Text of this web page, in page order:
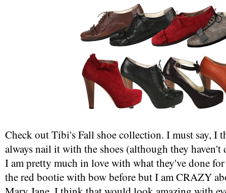
Check out Tibi's Fall shoe collection. I must say, I
always nail it with the shoes (although they haven't
I am pretty much in love with what they've done
the red bootie with bow before but I am CRAZY